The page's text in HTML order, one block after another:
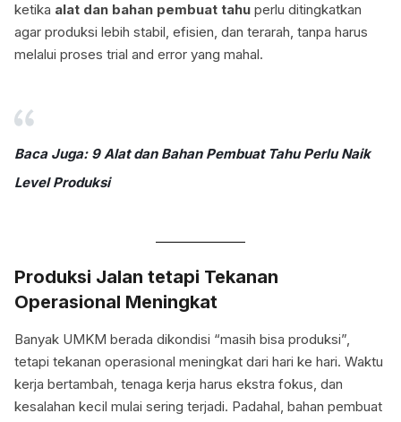
ketika alat dan bahan pembuat tahu perlu ditingkatkan
agar produksi lebih stabil, efisien, dan terarah, tanpa harus
melalui proses trial and error yang mahal.
Baca Juga: 9 Alat dan Bahan Pembuat Tahu Perlu Naik
Level Produksi
Produksi Jalan tetapi Tekanan
Operasional Meningkat
Banyak UMKM berada dikondisi “masih bisa produksi”,
tetapi tekanan operasional meningkat dari hari ke hari. Waktu
kerja bertambah, tenaga kerja harus ekstra fokus, dan
kesalahan kecil mulai sering terjadi. Padahal, bahan pembuat